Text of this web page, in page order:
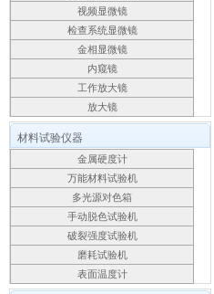
视频显微镜
检查系统显微镜
金相显微镜
内窥镜
工作放大镜
放大镜
材料试验仪器
金属硬度计
万能材料试验机
多光源对色箱
手动脱色试验机
破裂强度试验机
磨耗试验机
表面温度计